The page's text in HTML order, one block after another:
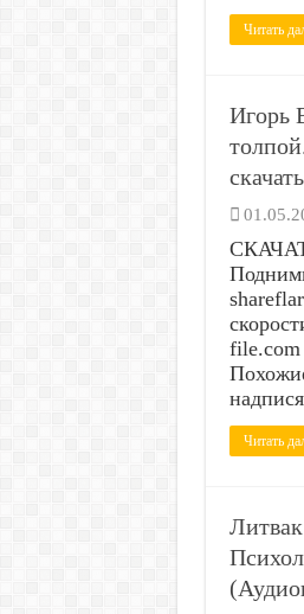
Читать
Игорь
скачать
file.com
Читать